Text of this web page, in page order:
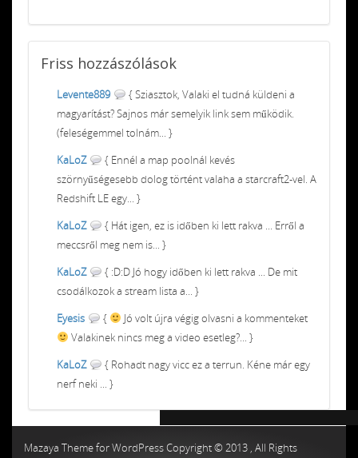
Friss hozzászólások
Levente889
{ Sziasztok, Valaki el tudná küldeni a
magyarítást? Sajnos már semelyik link sem működik.
(feleségemmel tolnám... }
KaLoZ
{ Ennél a map poolnál kevés
szörnyűségesebb dolog történt valaha a starcraft2-vel. A
Redshift LE egy... }
KaLoZ
{ Hát igen, ez is időben ki lett rakva ... Erről a
meccsről meg nem is... }
KaLoZ
{ :D:D Jó hogy időben ki lett rakva ... De mit
csodálkozok a stream lista a... }
Eyesis
{
Jó volt újra végig olvasni a kommenteket
Valakinek nincs meg a video esetleg?... }
KaLoZ
{ Rohadt nagy vicc ez a terrun. Kéne már egy
nerf neki ... }
Mazaya Theme for WordPress Copyright © 2013 , All Rights